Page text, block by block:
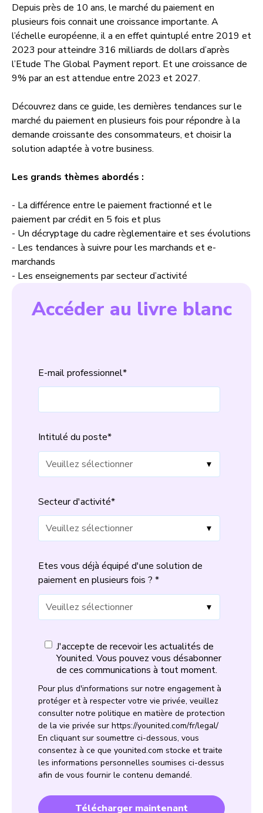
Depuis près de 10 ans, le marché du paiement en
plusieurs fois connait une croissance importante. A
l’échelle européenne, il a en effet quintuplé entre 2019 et
2023 pour atteindre 316 milliards de dollars d’après
l’Etude The Global Payment report. Et une croissance de
9% par an est attendue entre 2023 et 2027.
Découvrez dans ce guide, les dernières tendances sur le
marché du paiement en plusieurs fois pour répondre à la
demande croissante des consommateurs, et choisir la
solution adaptée à votre business.
Les grands thèmes abordés :
- La différence entre le paiement fractionné et le
paiement par crédit en 5 fois et plus
- Un décryptage du cadre règlementaire et ses évolutions
- Les tendances à suivre pour les marchands et e-
marchands
- Les enseignements par secteur d’activité
Accéder au livre blanc
E-mail professionnel*
Intitulé du poste*
Secteur d'activité*
Etes vous déjà équipé d'une solution de
paiement en plusieurs fois ? *
J'accepte de recevoir les actualités de
Younited. Vous pouvez vous désabonner
de ces communications à tout moment.
Pour plus d'informations sur notre engagement à
protéger et à respecter votre vie privée, veuillez
consulter notre politique en matière de protection
de la vie privée sur https://younited.com/fr/legal/
En cliquant sur soumettre ci-dessous, vous
consentez à ce que younited.com stocke et traite
les informations personnelles soumises ci-dessus
afin de vous fournir le contenu demandé.